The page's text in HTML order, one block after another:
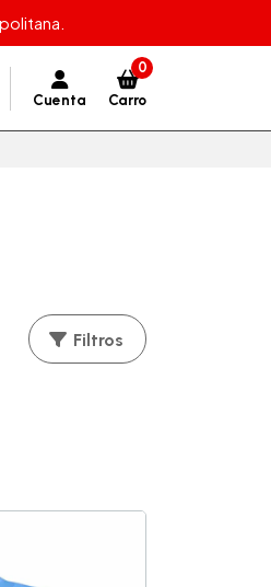
Cuenta
0
Carro
Filtros